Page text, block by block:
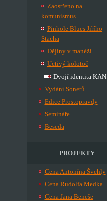
Zaostřeno na
komunismus
Pinhole Blues Jiřího
Stacha
Dějiny v manéži
Uctivý kolotoč
Dvojí identita KAN
Vydání Sonetů
Edice Prostopravdy
Semináře
Beseda
PROJEKTY
Cena Antonína Švehly
Cena Rudolfa Medka
Cena Jana Beneše